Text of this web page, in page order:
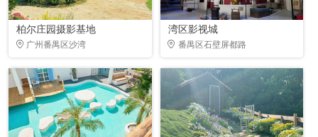
柏尔庄园摄影基地
广州番禺区沙湾
湾区影视城
番禺区石壁屏都路